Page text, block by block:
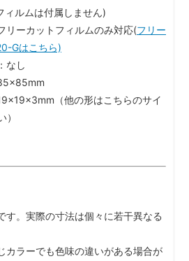
ルムは付属しません)
リーカットフィルムのみ対応(フリー
Gはこちら)
なし
（他の形はこちらのサイ
。実際の寸法は個々に若干異なる
カラーでも色味の違いがある場合が